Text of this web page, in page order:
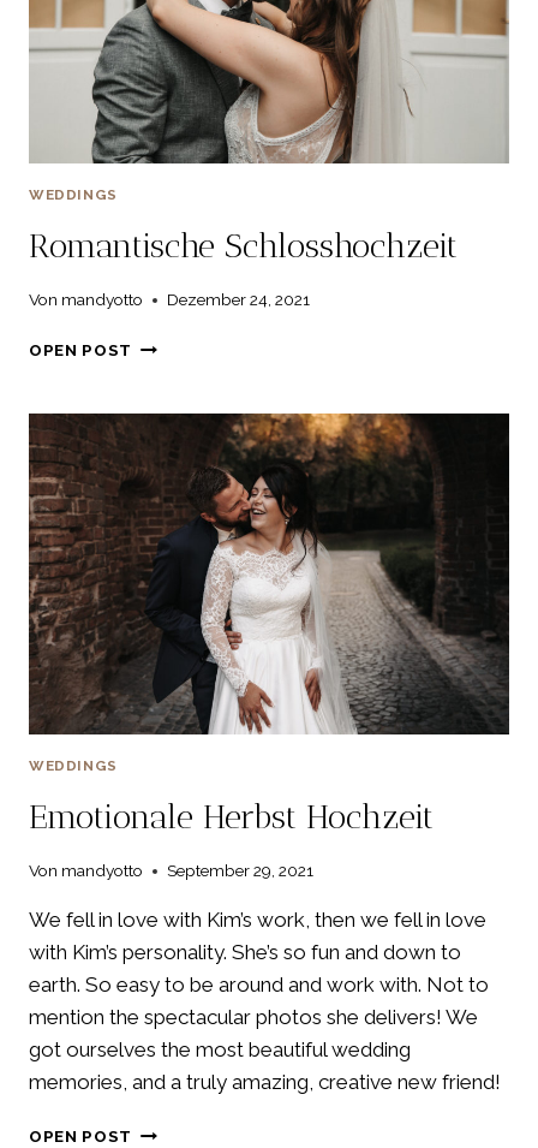
WEDDINGS
Romantische Schlosshochzeit
Von mandyotto Dezember 24, 2021
OPEN POST ROMANTISCHE
WEDDINGS
Emotionale Herbst Hochzeit
Von mandyotto September 29, 2021
We fell in love with Kim’s work, then we fell in love
with Kim’s personality. She’s so fun and down to
earth. So easy to be around and work with. Not to
mention the spectacular photos she delivers! We
got ourselves the most beautiful wedding
memories, and a truly amazing, creative new friend!
OPEN POST EMOTIONALE